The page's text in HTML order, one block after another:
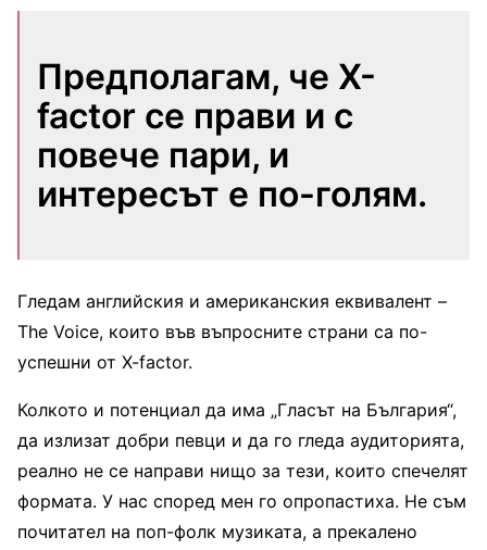
Предполагам, че X-
factor се прави и с
повече пари, и
интересът е по-голям.
Гледам английския и американския еквивалент –
The Voice, които във въпросните страни са по-
успешни от X-factor.
Колкото и потенциал да има „Гласът на България“,
да излизат добри певци и да го гледа аудиторията,
реално не се направи нищо за тези, които спечелят
формата. У нас според мен го опропастиха. Не съм
почитател на поп-фолк музиката, а прекалено